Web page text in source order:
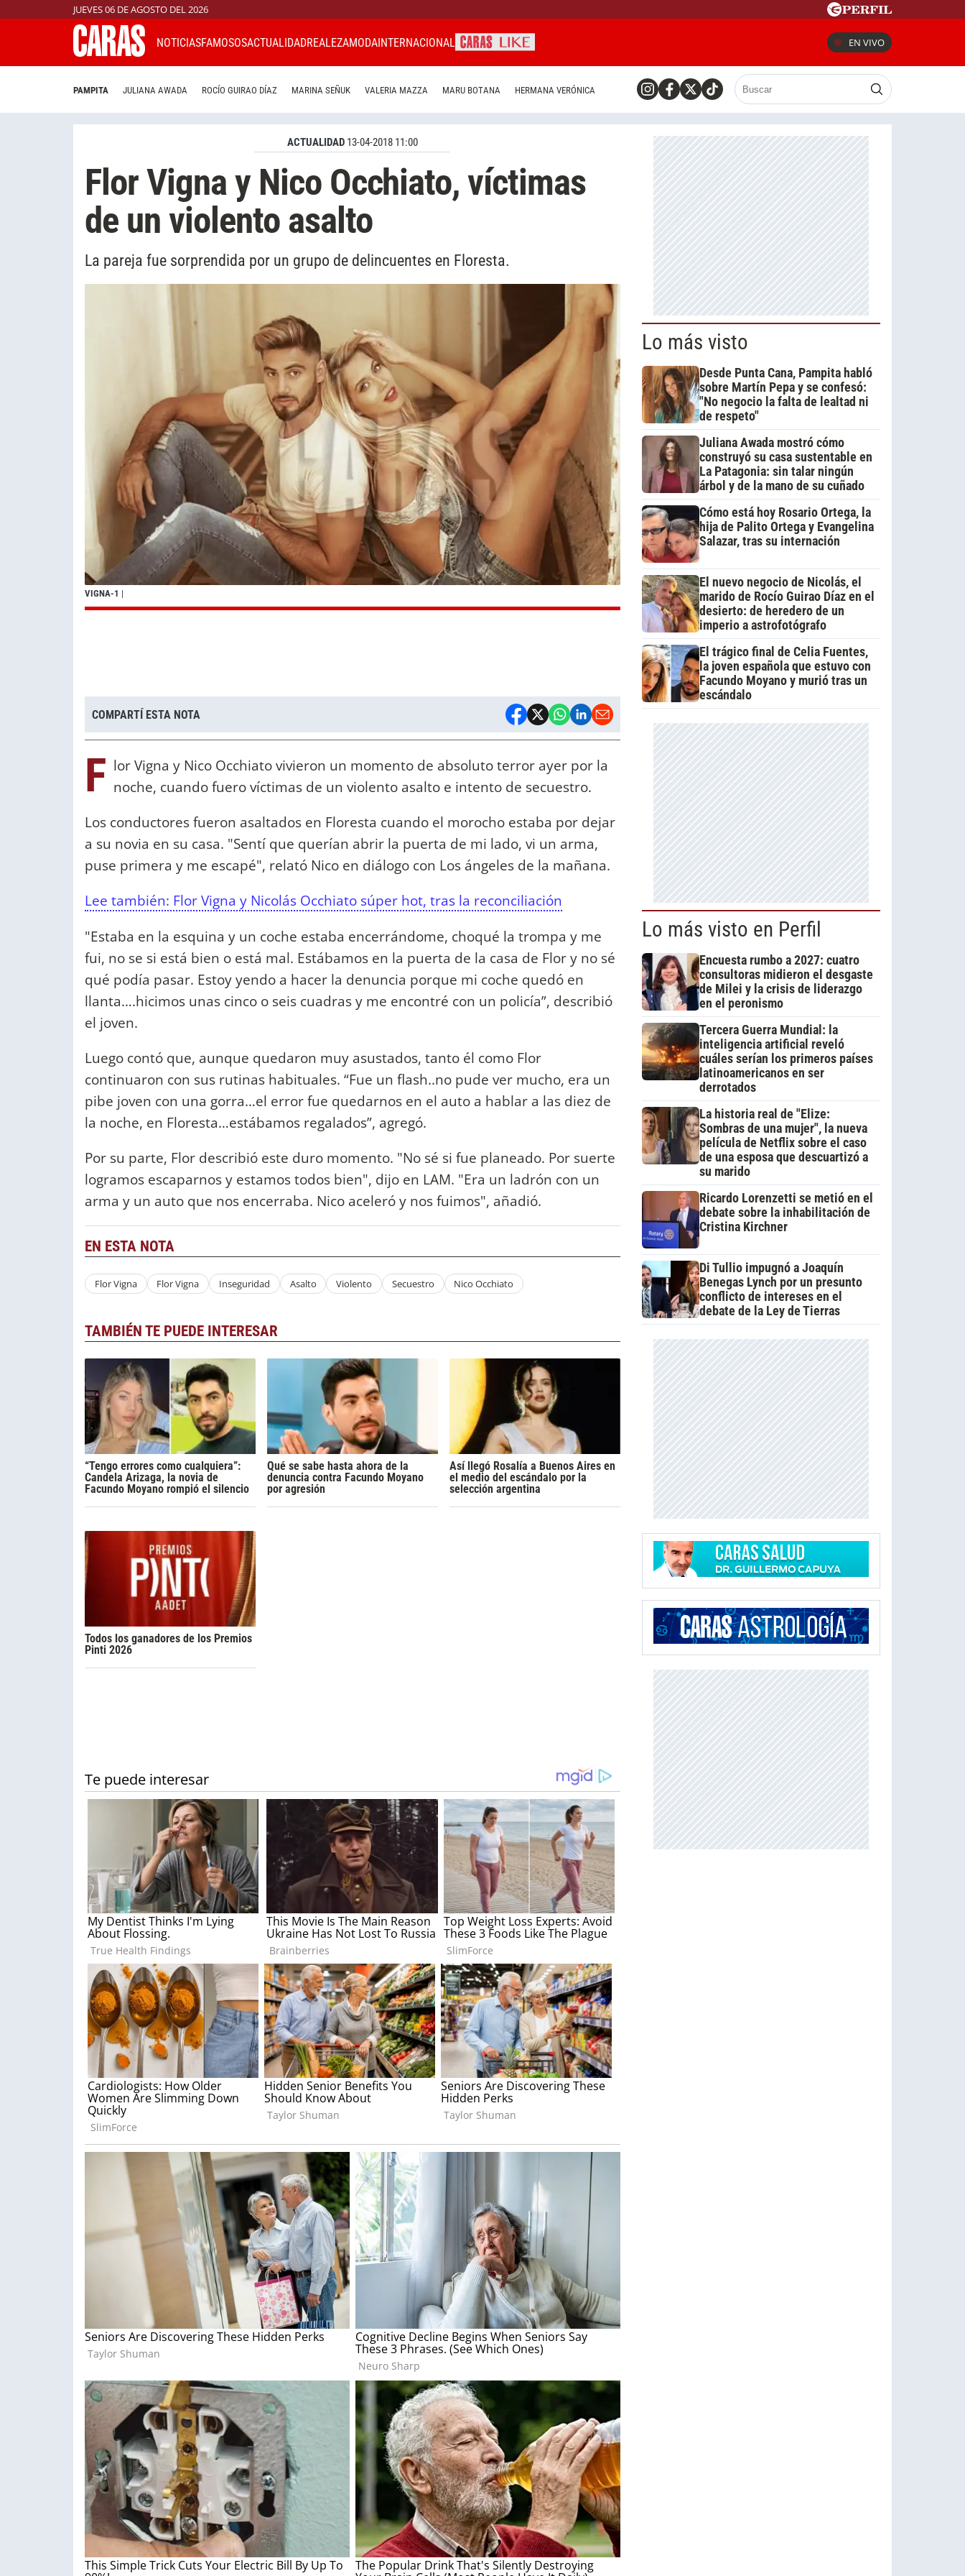
JUEVES 06 DE AGOSTO DEL 2026
NOTICIASFAMOSOSACTUALIDADREALEZAMODAINTERNACIONAL EN VIVO
PAMPITA JULIANA AWADA ROCÍO GUIRAO DÍAZ MARINA SEÑUK VALERIA MAZZA MARU BOTANA HERMANA VERÓNICA
ACTUALIDAD 13-04-2018 11:00
Flor Vigna y Nico Occhiato, víctimas
de un violento asalto
La pareja fue sorprendida por un grupo de delincuentes en Floresta.
VIGNA-1 |
COMPARTÍ ESTA NOTA
F lor Vigna y Nico Occhiato vivieron un momento de absoluto terror ayer por la
noche, cuando fuero víctimas de un violento asalto e intento de secuestro.
Los conductores fueron asaltados en Floresta cuando el morocho estaba por dejar
a su novia en su casa. "Sentí que querían abrir la puerta de mi lado, vi un arma,
puse primera y me escapé", relató Nico en diálogo con Los ángeles de la mañana.
Lee también: Flor Vigna y Nicolás Occhiato súper hot, tras la reconciliación
"Estaba en la esquina y un coche estaba encerrándome, choqué la trompa y me
fui, no se si está bien o está mal. Estábamos en la puerta de la casa de Flor y no sé
qué podía pasar. Estoy yendo a hacer la denuncia porque mi coche quedó en
llanta….hicimos unas cinco o seis cuadras y me encontré con un policía”, describió
el joven.
Luego contó que, aunque quedaron muy asustados, tanto él como Flor
continuaron con sus rutinas habituales. “Fue un flash..no pude ver mucho, era un
pibe joven con una gorra…el error fue quedarnos en el auto a hablar a las diez de
la noche, en Floresta…estábamos regalados”, agregó.
Por su parte, Flor describió este duro momento. "No sé si fue planeado. Por suerte
logramos escaparnos y estamos todos bien", dijo en LAM. "Era un ladrón con un
arma y un auto que nos encerraba. Nico aceleró y nos fuimos", añadió.
EN ESTA NOTA
Flor Vigna Flor Vigna Inseguridad Asalto Violento Secuestro Nico Occhiato
TAMBIÉN TE PUEDE INTERESAR
“Tengo errores como cualquiera”:
Candela Arizaga, la novia de
Facundo Moyano rompió el silencio
Qué se sabe hasta ahora de la
denuncia contra Facundo Moyano
por agresión
Así llegó Rosalía a Buenos Aires en
el medio del escándalo por la
selección argentina
Todos los ganadores de los Premios
Pinti 2026
Lo más visto
Desde Punta Cana, Pampita habló
sobre Martín Pepa y se confesó:
"No negocio la falta de lealtad ni
de respeto"
Juliana Awada mostró cómo
construyó su casa sustentable en
La Patagonia: sin talar ningún
árbol y de la mano de su cuñado
Cómo está hoy Rosario Ortega, la
hija de Palito Ortega y Evangelina
Salazar, tras su internación
El nuevo negocio de Nicolás, el
marido de Rocío Guirao Díaz en el
desierto: de heredero de un
imperio a astrofotógrafo
El trágico final de Celia Fuentes,
la joven española que estuvo con
Facundo Moyano y murió tras un
escándalo
Lo más visto en Perfil
Encuesta rumbo a 2027: cuatro
consultoras midieron el desgaste
de Milei y la crisis de liderazgo
en el peronismo
Tercera Guerra Mundial: la
inteligencia artificial reveló
cuáles serían los primeros países
latinoamericanos en ser
derrotados
La historia real de "Elize:
Sombras de una mujer", la nueva
película de Netflix sobre el caso
de una esposa que descuartizó a
su marido
Ricardo Lorenzetti se metió en el
debate sobre la inhabilitación de
Cristina Kirchner
Di Tullio impugnó a Joaquín
Benegas Lynch por un presunto
conflicto de intereses en el
debate de la Ley de Tierras